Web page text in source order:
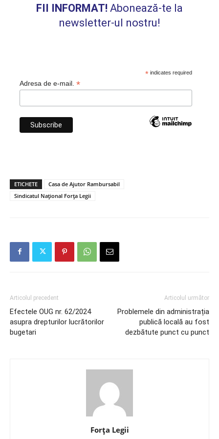
FII INFORMAT! Abonează-te la
newsletter-ul nostru!
* indicates required
Adresa de e-mail. *
ETICHETE
Casa de Ajutor Rambursabil
Sindicatul Național Forța Legii
Articolul precedent
Efectele OUG nr. 62/2024
asupra drepturilor lucrătorilor
bugetari
Articolul următor
Problemele din administrația
publică locală au fost
dezbătute punct cu punct
Forța Legii